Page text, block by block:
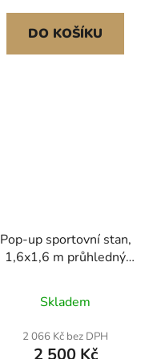
se stříbrným povlakem,
pro kempování, rybaření
Ochrana před sluncem
DO KOŠÍKU
Pop-up sportovní stan,
1,6x1,6 m průhledný
osoby, vodotěsný
venkovní stan s
podlahovou rohoží a
horním krytem, zahradní
Skladem
2 066 Kč bez DPH